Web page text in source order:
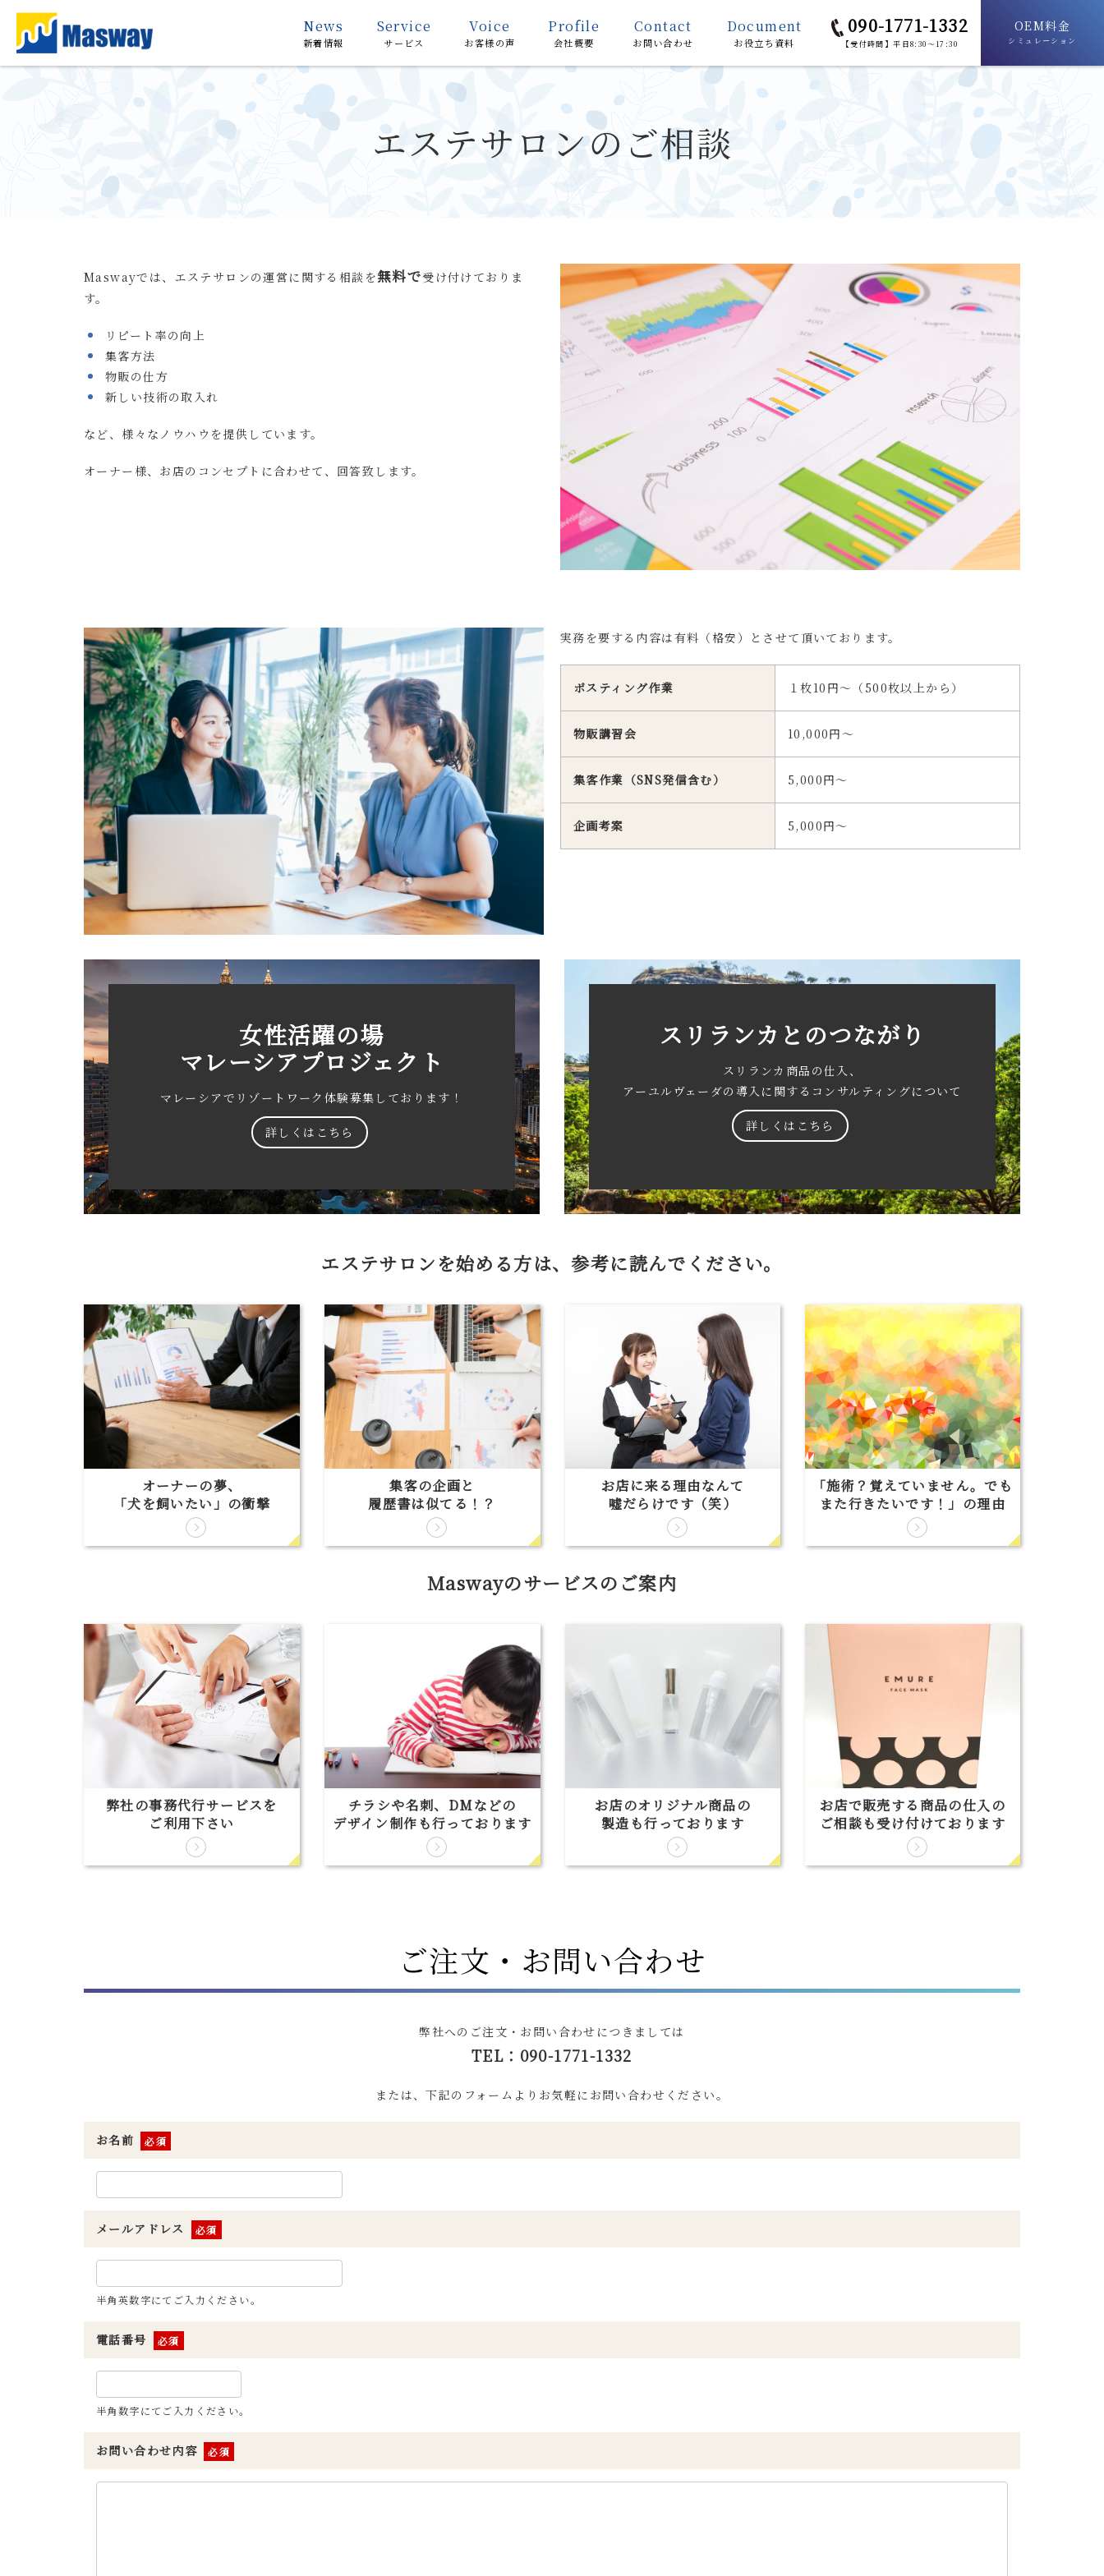
News
新着情報
Service
サービス
Voice
お客様の声
Profile
会社概要
Contact
お問い合わせ
Document
お役立ち資料
090-1771-1332
【受付時間】平日8:30～17:30
OEM料金
シミュレーション
エステサロンのご相談
Maswayでは、エステサロンの運営に関する相談を無料で受け付けておりま
す。
リピート率の向上
集客方法
物販の仕方
新しい技術の取入れ
など、様々なノウハウを提供しています。
オーナー様、お店のコンセプトに合わせて、回答致します。
実務を要する内容は有料（格安）とさせて頂いております。
ポスティング作業 １枚10円～（500枚以上から）
物販講習会 10,000円～
集客作業（SNS発信含む） 5,000円～
企画考案 5,000円～
女性活躍の場
マレーシアプロジェクト
マレーシアでリゾートワーク体験募集しております！
詳しくはこちら
スリランカとのつながり
スリランカ商品の仕入、
アーユルヴェーダの導入に関するコンサルティングについて
詳しくはこちら
エステサロンを始める方は、参考に読んでください。
オーナーの夢、
「犬を飼いたい」の衝撃
集客の企画と
履歴書は似てる！？
お店に来る理由なんて
嘘だらけです（笑）
「施術？覚えていません。でも
また行きたいです！」の理由
Maswayのサービスのご案内
弊社の事務代行サービスを
ご利用下さい
チラシや名刺、DMなどの
デザイン制作も行っております
お店のオリジナル商品の
製造も行っております
お店で販売する商品の仕入の
ご相談も受け付けております
ご注文・お問い合わせ
弊社へのご注文・お問い合わせにつきましては
TEL：090-1771-1332
または、下記のフォームよりお気軽にお問い合わせください。
お名前 ※
メールアドレス ※
半角英数字にてご入力ください。
電話番号 ※
半角数字にてご入力ください。
お問い合わせ内容 ※